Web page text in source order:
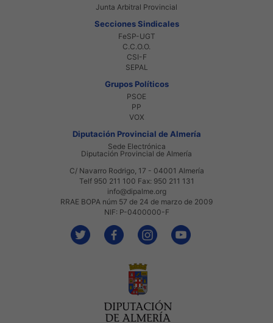
Junta Arbitral Provincial
Secciones Sindicales
FeSP-UGT
C.C.O.O.
CSI-F
SEPAL
Grupos Políticos
PSOE
PP
VOX
Diputación Provincial de Almería
Sede Electrónica
Diputación Provincial de Almería
C/ Navarro Rodrigo, 17 - 04001 Almería
Telf 950 211 100 Fax: 950 211 131
info@dipalme.org
RRAE BOPA núm 57 de 24 de marzo de 2009
NIF: P-0400000-F